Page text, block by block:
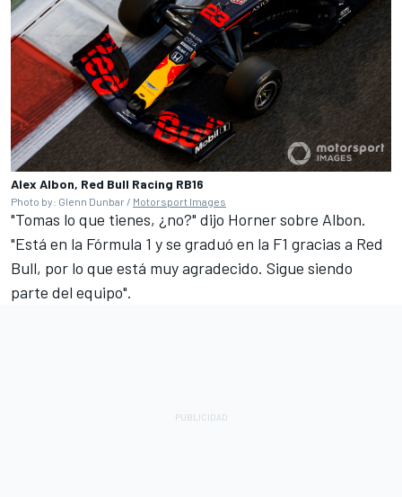
Alex Albon, Red Bull Racing RB16
Photo by: Glenn Dunbar / Motorsport Images
"Tomas lo que tienes, ¿no?" dijo Horner sobre Albon.
"Está en la Fórmula 1 y se graduó en la F1 gracias a Red
Bull, por lo que está muy agradecido. Sigue siendo
parte del equipo".